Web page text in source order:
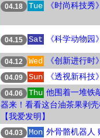
04.18 Tue 《时尚科技秀》
04.15 Sat 《科学动物
04.12 Wed 《创新进行
04.09 Sun 《透视新科技
04.06 Thu 他围着一堆铁
器来！看看这台油茶果剥
【我爱发明】
04.03 Mon 外骨骼机器人